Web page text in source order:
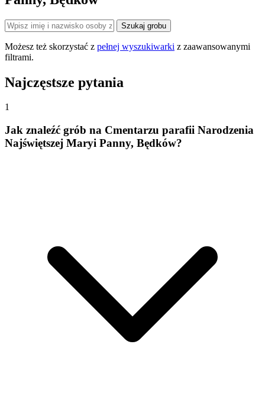
Szukaj grobu
Możesz też skorzystać z pełnej wyszukiwarki z zaawansowanymi
filtrami.
Najczęstsze pytania
1
Jak znaleźć grób na Cmentarzu parafii Narodzenia
Najświętszej Maryi Panny, Będków?